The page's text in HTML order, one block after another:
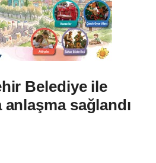
Belediye ile
anlaşma sağlandı